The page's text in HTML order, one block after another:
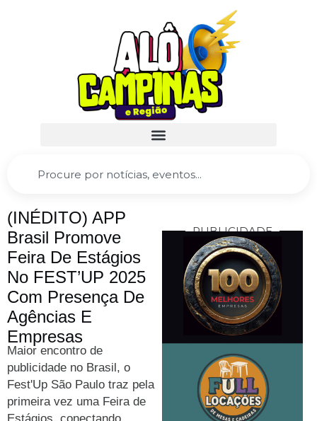
(INÉDITO) APP
Brasil Promove
Feira De Estágios
No FEST’UP 2025
Com Presença De
Agências E
Empresas
Maior encontro de
publicidade no Brasil, o
Fest'Up São Paulo traz pela
primeira vez uma Feira de
PUBLICIDADE